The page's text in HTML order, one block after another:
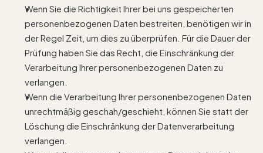
Wenn Sie die Richtigkeit Ihrer bei uns gespeicherten
personenbezogenen Daten bestreiten, benötigen wir in
der Regel Zeit, um dies zu überprüfen. Für die Dauer der
Prüfung haben Sie das Recht, die Einschränkung der
Verarbeitung Ihrer personenbezogenen Daten zu
verlangen.
Wenn die Verarbeitung Ihrer personenbezogenen Daten
unrechtmäßig geschah/geschieht, können Sie statt der
Löschung die Einschränkung der Datenverarbeitung
verlangen.